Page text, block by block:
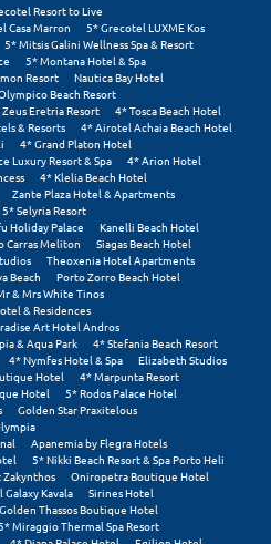
Resort to Live
Casa Marron
5* Grecotel LUXME Kos
5* Mitsis Galini Wellness Spa & Resort
5* Montana Hotel & Spa
Resort
Nautica Bay Hotel
Beach Resort
Eretria Resort
4* Tosca Beach Hotel
& Resorts
4* Airotel Achaia Beach Hotel
4* Grand Platon Hotel
Luxury Resort & Spa
4* Arion Hotel
4* Klelia Beach Hotel
Zante Plaza Hotel & Apartments
5* Selyria Resort
Holiday Palace
Kanelli Beach Hotel
Carras Meliton
Siagas Beach Hotel
Theoxenia Hotel Apartments
Beach
Porto Zorro Beach Hotel
& Mrs White Tinos
& Residences
Art Hotel Andros
& Aqua Park
4* Stefania Beach Resort
4* Nymfes Hotel & Spa
Elizabeth Studios
Hotel
4* Marpunta Resort
Hotel
5* Rodos Palace Hotel
Golden Star Praxitelous
Apanemia by Flegra Hotels
5* Nikki Beach Resort & Spa Porto Heli
Zakynthos
Oniropetra Boutique Hotel
Kavala
Sirines Hotel
Thassos Boutique Hotel
Miraggio Thermal Spa Resort